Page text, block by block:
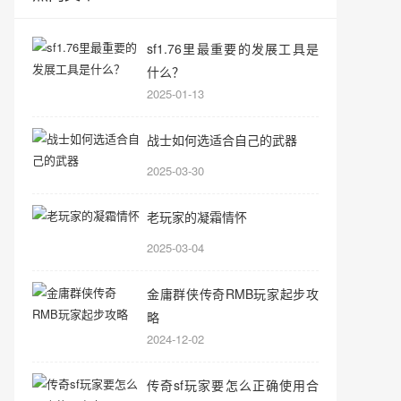
sf1.76里最重要的发展工具是
什么？
2025-01-13
战士如何选适合自己的武器
2025-03-30
老玩家的凝霜情怀
2025-03-04
金庸群侠传奇RMB玩家起步攻
略
2024-12-02
传奇sf玩家要怎么正确使用合